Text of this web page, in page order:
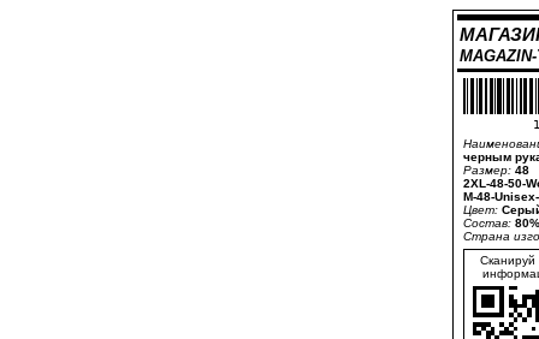
черным
Размер: 48
2XL-48-50-
M-48-
Цвет:
Состав:
Страна
Сканируй